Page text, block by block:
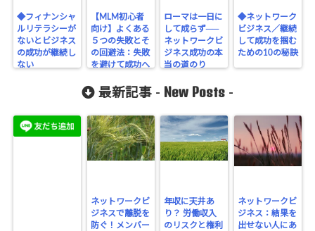
◆フィナンシャ
ルリテラシーが
ないとビジネス
の成功が継続し
ない
【MLM初心者
向け】よくある
５つの失敗とそ
の回避法：失敗
を避けて成功へ
ローマは一日に
して成らず──
ネットワークビ
ジネス成功の本
当の道のり
◆ネットワーク
ビジネス／継続
して成功を掴む
ための10の秘訣
最新記事 - New Posts -
ネットワークビ
ジネスで離脱を
防ぐ！メンバー
年収に天井あ
り？ 労働収入
のリスクと権利
ネットワークビ
ジネス：結果を
出せない人にあ